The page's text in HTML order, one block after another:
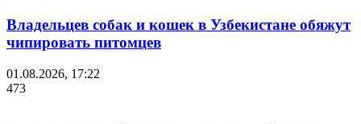
Владельцев собак и кошек в Узбекистане обяжут
чипировать питомцев
01.08.2026, 17:22
473